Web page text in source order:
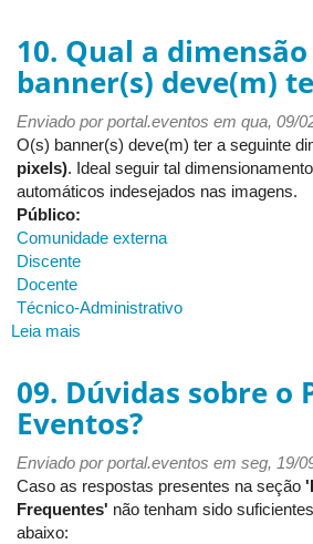
10. Qual a
banner(s) deve(m)
Enviado porportal.eventos em qua, 09/
O(s) banner(s) deve(m) ter a seguinte
pixels). Ideal seguir tal
automáticos indesejados nas imagens.
Público:
Comunidade externa
Discente
Docente
Técnico-Administrativo
Leia mais
Qual
a
dimensão
o(s)
banner(s)
deve(m)
09. Dúvidas sobre o
Eventos?
Enviado porportal.eventos em seg, 19/
Caso as respostas presentes na seção
Frequentes' não tenham sido
abaixo: